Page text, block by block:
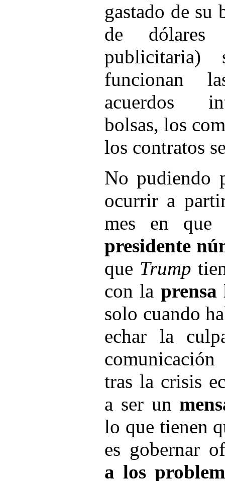
gastado de
de dólares
publicitaria)
funcionan
acuerdos
bolsas, los
los contratos
No pudiendo
ocurrir a
mes en
presidente
que Trump
con la prensa
solo cuando
echar la
tras la crisis
a ser un
lo que tienen
es gobernar
a los